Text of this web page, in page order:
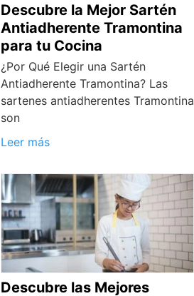
Descubre la Mejor Sartén
Antiadherente Tramontina
para tu Cocina
¿Por Qué Elegir una Sartén
Antiadherente Tramontina? Las
sartenes antiadherentes Tramontina
son
Leer más
Descubre las Mejores